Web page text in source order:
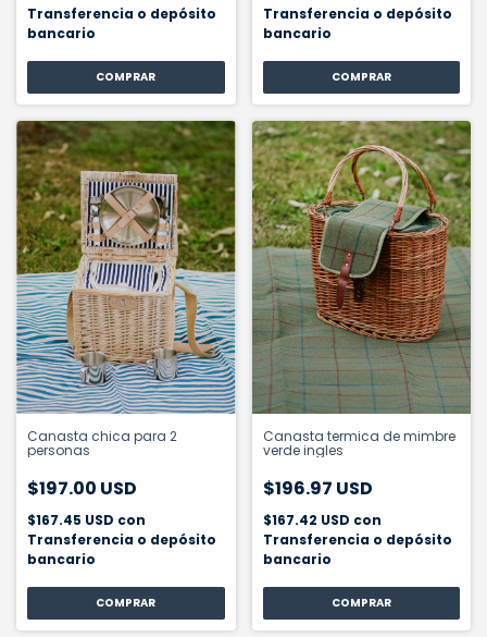
Transferencia o depósito
bancario
Transferencia o depósito
bancario
Canasta chica para 2
personas
$197.00 USD
$167.45 USD con
Transferencia o depósito
bancario
Canasta termica de mimbre
verde ingles
$196.97 USD
$167.42 USD con
Transferencia o depósito
bancario